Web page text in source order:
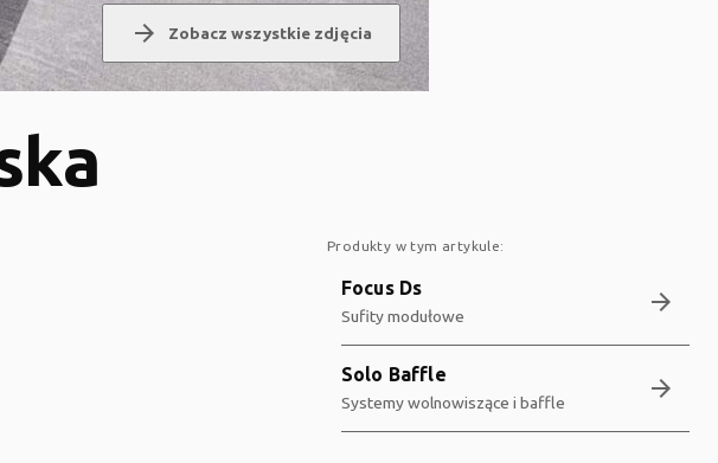
arrow_forward Zobacz wszystkie zdjęcia
Produkty w tym artykule:
Focus Ds
Sufity modułowe arrow_forward
Solo Baffle
Systemy wolnowiszące i baffle arrow_forward